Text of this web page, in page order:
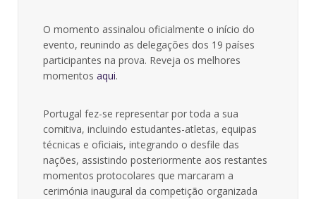
O momento assinalou oficialmente o início do
evento, reunindo as delegações dos 19 países
participantes na prova. Reveja os melhores
momentos aqui.
Portugal fez-se representar por toda a sua
comitiva, incluindo estudantes-atletas, equipas
técnicas e oficiais, integrando o desfile das
nações, assistindo posteriormente aos restantes
momentos protocolares que marcaram a
cerimónia inaugural da competição organizada